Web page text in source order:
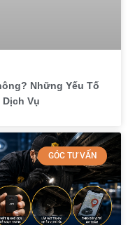
Những Yếu Tố
Vụ
GÓC TƯ VẤN